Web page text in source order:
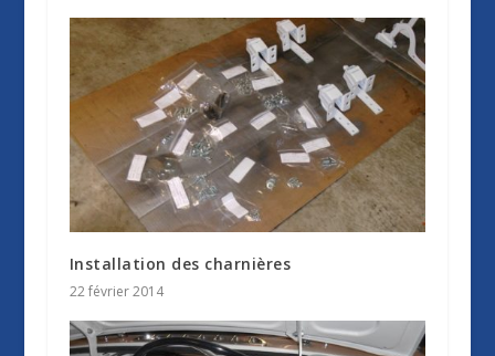
Installation des charnières
22 février 2014